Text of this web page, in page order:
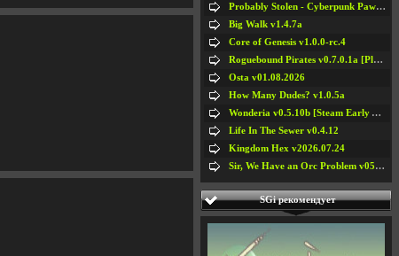
Probably Stolen - Cyberpunk Pawnshop Simulator v048c [Playtest]
Big Walk v1.4.7a
Core of Genesis v1.0.0-rc.4
Roguebound Pirates v0.7.0.1a [Playtest]
Osta v01.08.2026
How Many Dudes? v1.0.5a
Wonderia v0.5.10b [Steam Early Access]
Life In The Sewer v0.4.12
Kingdom Hex v2026.07.24
Sir, We Have an Orc Problem v05.08.2026
SGi рекомендует